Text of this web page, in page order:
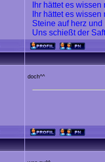
Ihr hättet es wissen
Ihr hättet es wissen
Steine auf herz und
Uns schießt der
doch^^